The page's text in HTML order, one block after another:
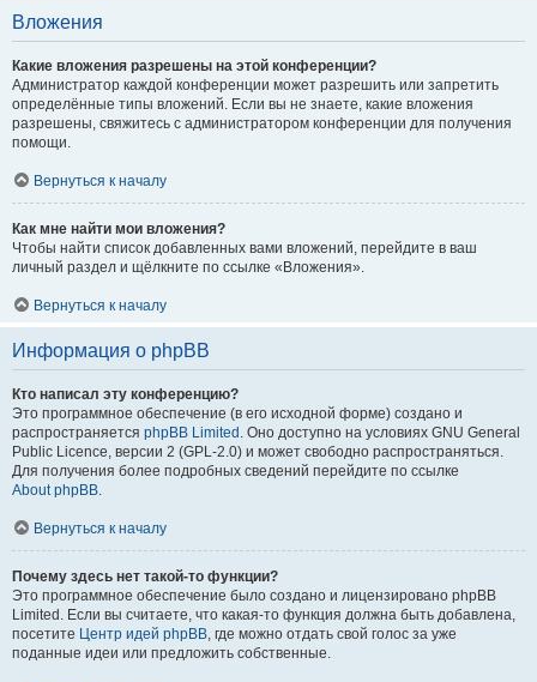
Вложения
Какие вложения разрешены на этой конференции?
Администратор каждой конференции может разрешить или запретить
определённые типы вложений. Если вы не знаете, какие вложения
разрешены, свяжитесь с администратором конференции для получения
помощи.
Вернуться к началу
Как мне найти мои вложения?
Чтобы найти список добавленных вами вложений, перейдите в ваш
личный раздел и щёлкните по ссылке «Вложения».
Вернуться к началу
Информация о phpBB
Кто написал эту конференцию?
Это программное обеспечение (в его исходной форме) создано и
распространяется phpBB Limited . Оно доступно на условиях GNU General
Public Licence, версии 2 (GPL-2.0) и может свободно распространяться.
Для получения более подробных сведений перейдите по ссылке
About phpBB.
Вернуться к началу
Почему здесь нет такой-то функции?
Это программное обеспечение было создано и лицензировано phpBB
Limited. Если вы считаете, что какая-то функция должна быть добавлена,
посетите Центр идей phpBB, где можно отдать свой голос за уже
поданные идеи или предложить собственные.